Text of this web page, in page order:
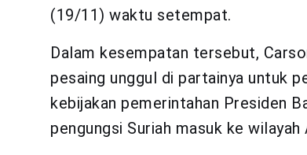
(19/11) waktu setempat.
Dalam kesempatan tersebut,
pesaing unggul di partainya untuk
kebijakan pemerintahan Presiden
pengungsi Suriah masuk ke wilayah